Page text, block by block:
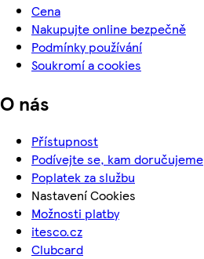
Cena
Nakupujte online bezpečně
Podmínky používání
Soukromí a cookies
O nás
Přístupnost
Podívejte se, kam doručujeme
Poplatek za službu
Nastavení Cookies
Možnosti platby
itesco.cz
Clubcard